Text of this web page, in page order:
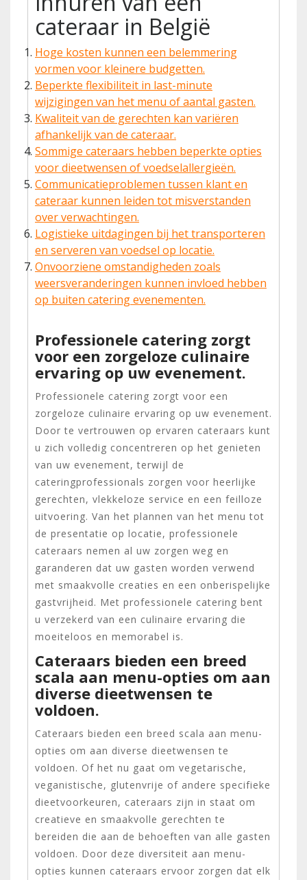
cateraar in België
Hoge kosten kunnen een belemmering
vormen voor kleinere budgetten.
Beperkte flexibiliteit in last-minute
wijzigingen van het menu of aantal gasten.
Kwaliteit van de gerechten kan variëren
afhankelijk van de cateraar.
Sommige cateraars hebben beperkte opties
voor dieetwensen of voedselallergieën.
Communicatieproblemen tussen klant en
cateraar kunnen leiden tot misverstanden
over verwachtingen.
Logistieke uitdagingen bij het transporteren
en serveren van voedsel op locatie.
Onvoorziene omstandigheden zoals
weersveranderingen kunnen invloed hebben
op buiten catering evenementen.
Professionele catering zorgt
voor een zorgeloze culinaire
ervaring op uw evenement.
Professionele catering zorgt voor een
zorgeloze culinaire ervaring op uw evenement.
Door te vertrouwen op ervaren cateraars kunt
u zich volledig concentreren op het genieten
van uw evenement, terwijl de
cateringprofessionals zorgen voor heerlijke
gerechten, vlekkeloze service en een feilloze
uitvoering. Van het plannen van het menu tot
de presentatie op locatie, professionele
cateraars nemen al uw zorgen weg en
garanderen dat uw gasten worden verwend
met smaakvolle creaties en een onberispelijke
gastvrijheid. Met professionele catering bent
u verzekerd van een culinaire ervaring die
moeiteloos en memorabel is.
Cateraars bieden een breed
scala aan menu-opties om aan
diverse dieetwensen te
voldoen.
Cateraars bieden een breed scala aan menu-
opties om aan diverse dieetwensen te
voldoen. Of het nu gaat om vegetarische,
veganistische, glutenvrije of andere specifieke
dieetvoorkeuren, cateraars zijn in staat om
creatieve en smaakvolle gerechten te
bereiden die aan de behoeften van alle gasten
voldoen. Door deze diversiteit aan menu-
opties kunnen cateraars ervoor zorgen dat elk